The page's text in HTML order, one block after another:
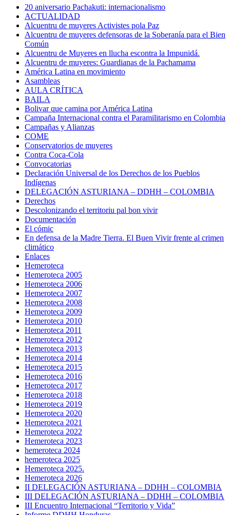
20 aniversario Pachakuti: internacionalismo
ACTUALIDAD
Alcuentru de muyeres Activistes pola Paz
Alcuentru de muyeres defensoras de la Soberanía para el Bien
Común
Alcuentru de Muyeres en llucha escontra la Impunidá.
Alcuentru de muyeres: Guardianas de la Pachamama
América Latina en movimiento
Asambleas
AULA CRÍTICA
BAILA
Bolivar que camina por América Latina
Campaña Internacional contra el Paramilitarismo en Colombia
Campañas y Alianzas
COME
Conservatorios de muyeres
Contra Coca-Cola
Convocatorias
Declaración Universal de los Derechos de los Pueblos
Indígenas
DELEGACIÓN ASTURIANA – DDHH – COLOMBIA
Derechos
Descolonizando el territoriu pal bon vivir
Documentación
El cómic
En defensa de la Madre Tierra. El Buen Vivir frente al crimen
climático
Enlaces
Hemeroteca
Hemeroteca 2005
Hemeroteca 2006
Hemeroteca 2007
Hemeroteca 2008
Hemeroteca 2009
Hemeroteca 2010
Hemeroteca 2011
Hemeroteca 2012
Hemeroteca 2013
Hemeroteca 2014
Hemeroteca 2015
Hemeroteca 2016
Hemeroteca 2017
Hemeroteca 2018
Hemeroteca 2019
Hemeroteca 2020
Hemeroteca 2021
Hemeroteca 2022
Hemeroteca 2023
hemeroteca 2024
hemeroteca 2025
Hemeroteca 2025.
Hemeroteca 2026
II DELEGACIÓN ASTURIANA – DDHH – COLOMBIA
III DELEGACIÓN ASTURIANA – DDHH – COLOMBIA
III Encuentro Internacional “Territorio y Vida”